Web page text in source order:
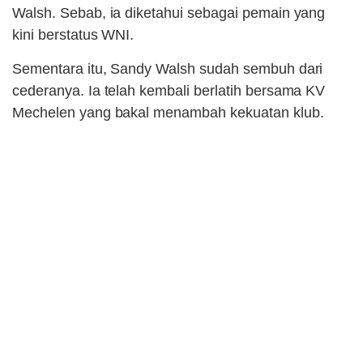
Walsh. Sebab, ia diketahui sebagai pemain yang
kini berstatus WNI.
Sementara itu, Sandy Walsh sudah sembuh dari
cederanya. Ia telah kembali berlatih bersama KV
Mechelen yang bakal menambah kekuatan klub.